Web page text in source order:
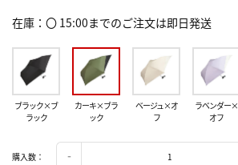
在庫 〇 15:00までのご注文は即日発送
ブラック×ブ
ラック
カーキ×ブラ
ック
ベージュ×オ
フ
ラベンダー×
オフ
購入数：